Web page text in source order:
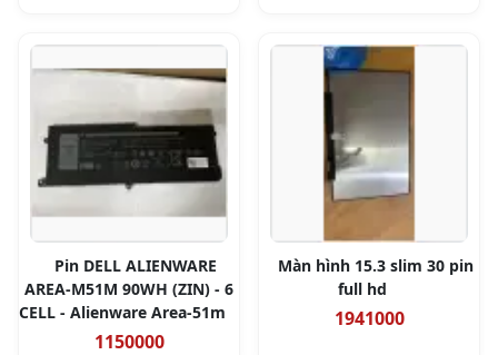
Pin DELL ALIENWARE
AREA-M51M 90WH (ZIN) - 6
CELL - Alienware Area-51m
1150000
Màn hình 15.3 slim 30 pin
full hd
1941000